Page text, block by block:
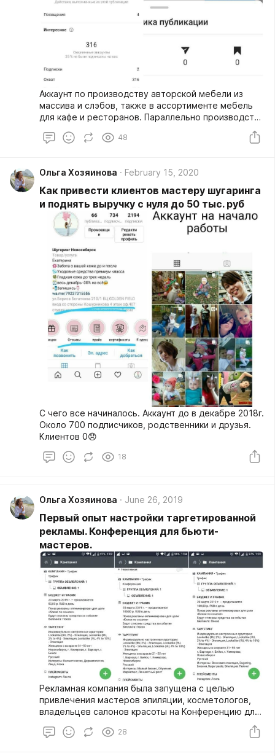
Аккаунт по производству авторской мебели из
массива и слэбов, также в ассортименте мебель
для кафе и ресторанов. Параллельно производство
48
Ольга Хозяинова February 15, 2020
Как привести клиентов мастеру шугаринга
и поднять выручку с нуля до 50 тыс. руб
С чего все начиналось. Аккаунт до в декабре 2018г.
Около 700 подписчиков, родственники и друзья.
Клиентов 0😞
18
Ольга Хозяинова June 26, 2019
Первый опыт настройки таргетированной
рекламы. Конференция для бьюти-
мастеров.
Рекламная компания была запущена с целью
привлечения мастеров эпиляции, косметологов,
владельцев салонов красоты на Конференцию для
бьюти-мастеров г. Новосибирск.
28